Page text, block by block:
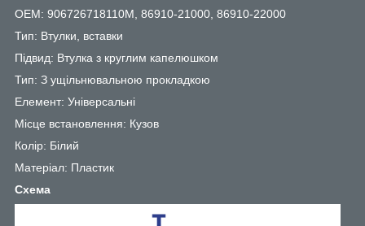
OEM: 906726718110M, 86910-21000, 86910-22000
Тип: Втулки, вставки
Підвид: Втулка з круглим капелюшком
Тип: З ущільнювальною прокладкою
Елемент: Універсальні
Місце встановлення: Кузов
Колір: Білий
Матеріал: Пластик
Схема